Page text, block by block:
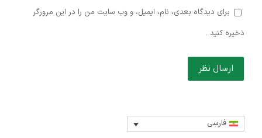
برای دیدگاه بعدی، نام، ایمیل، و وب سایت من را در این مرورگر
ذخیره کنید .
ارسال نظر
فارسی